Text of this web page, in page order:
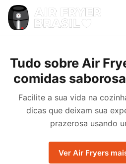
Tudo sobre Air
comidas
Facilite a sua vida na
dicas que deixam sua
prazerosa usando
Ver Air Fryers